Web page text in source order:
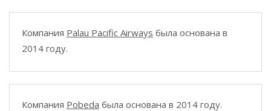
Компания Palau Pacific Airways была основана в
2014 году.
Компания Pobeda была основана в 2014 году.